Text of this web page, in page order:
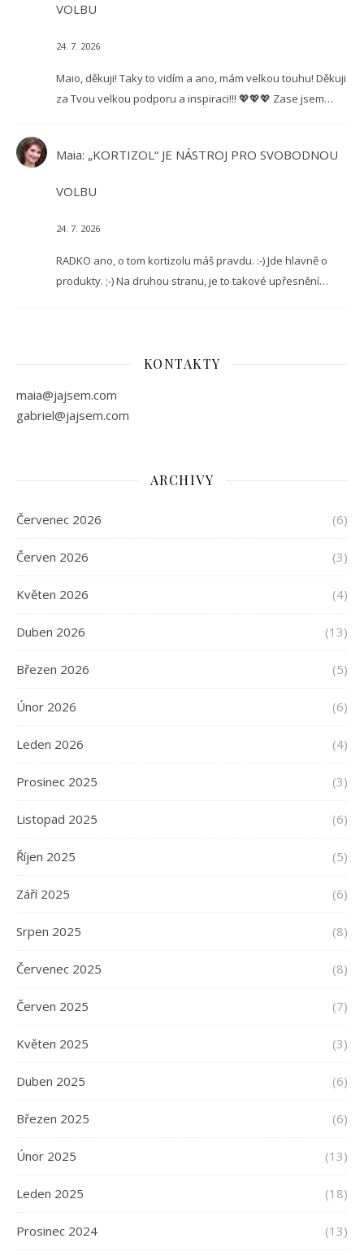
VOLBU
24. 7. 2026
Maio, děkuji! Taky to vidím a ano, mám velkou touhu! Děkuji
za Tvou velkou podporu a inspiraci!!! 💖💖💖 Zase jsem…
Maia: „KORTIZOL“ JE NÁSTROJ PRO SVOBODNOU
VOLBU
24. 7. 2026
RADKO ano, o tom kortizolu máš pravdu. :-) Jde hlavně o
produkty. ;-) Na druhou stranu, je to takové upřesnění…
KONTAKTY
maia@jajsem.com
gabriel@jajsem.com
ARCHIVY
Červenec 2026 (6)
Červen 2026 (3)
Květen 2026 (4)
Duben 2026 (13)
Březen 2026 (5)
Únor 2026 (6)
Leden 2026 (4)
Prosinec 2025 (3)
Listopad 2025 (6)
Říjen 2025 (5)
Září 2025 (6)
Srpen 2025 (8)
Červenec 2025 (8)
Červen 2025 (7)
Květen 2025 (3)
Duben 2025 (6)
Březen 2025 (6)
Únor 2025 (13)
Leden 2025 (18)
Prosinec 2024 (13)